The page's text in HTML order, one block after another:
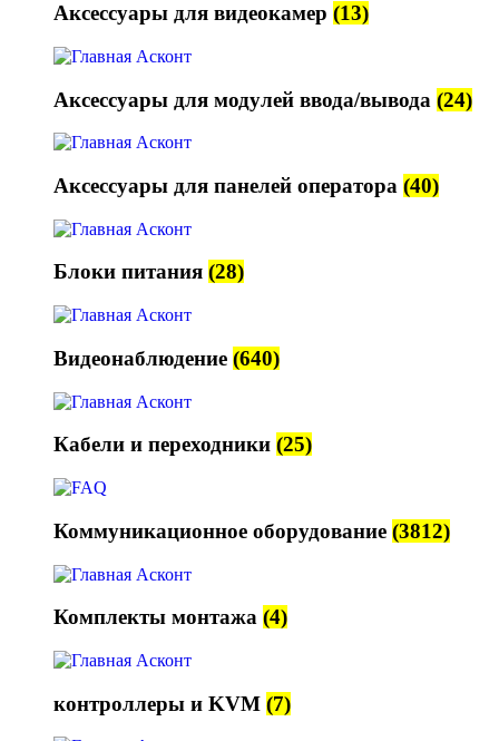
Аксессуары для видеокамер (13)
Аксессуары для модулей ввода/вывода (24)
Аксессуары для панелей оператора (40)
Блоки питания (28)
Видеонаблюдение (640)
Кабели и переходники (25)
Коммуникационное оборудование (3812)
Комплекты монтажа (4)
контроллеры и KVM (7)